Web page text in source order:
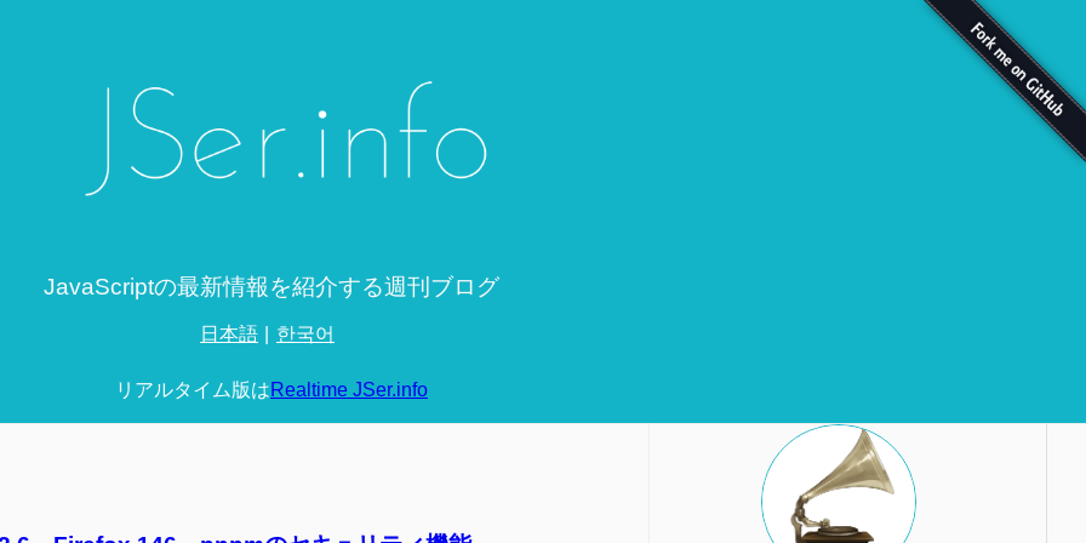
JavaScriptの最新情報を紹介する週刊ブログ
日本語 한국어
リアルタイム版はRealtime JSer.info